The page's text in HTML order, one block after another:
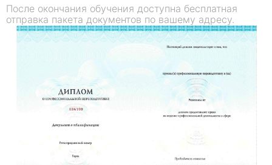
После окончания обучения доступна бесплатная
отправка пакета документов по вашему адресу.